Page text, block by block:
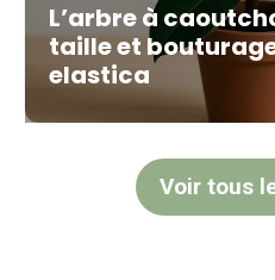
L’arbre à
taille et
elastica
Voir tous